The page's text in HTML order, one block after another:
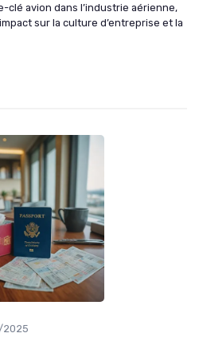
clé avion dans l’industrie aérienne,
sur la culture d’entreprise et la
2025